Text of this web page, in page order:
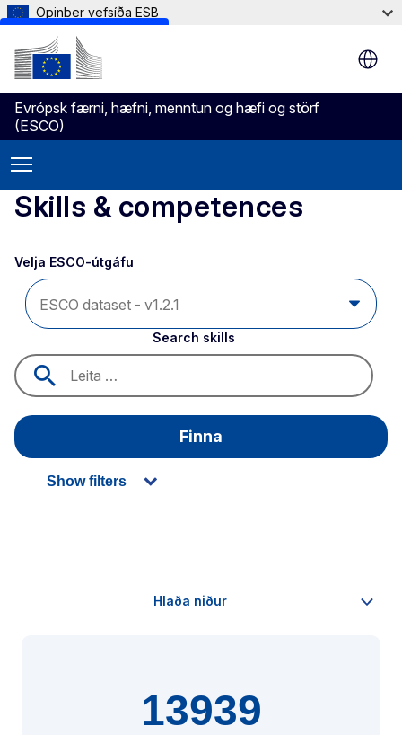
Skip to main content
Opinber vefsíða ESB
Evrópsk færni, hæfni, menntun og hæfi og störf
(ESCO)
Skills & competences
Velja ESCO-útgáfu
Search skills
Finna
Show filters
13939